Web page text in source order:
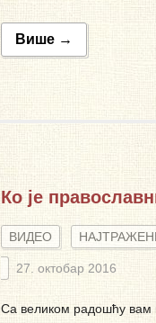
Више →
Ко је
ВИДЕО
27. октобар 2016
Са великом радошћу вам